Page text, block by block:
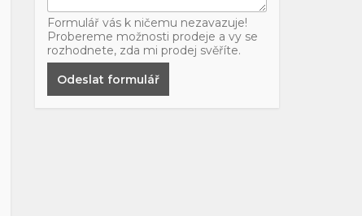
Formulář vás k ničemu nezavazuje!
Probereme možnosti prodeje a vy se
rozhodnete, zda mi prodej svěříte.
Odeslat formulář